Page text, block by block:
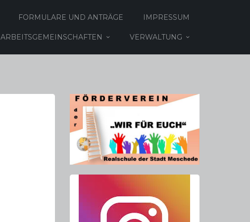
FORMULARE UND ANTRÄGE IMPRESSUM
ARBEITSGEMEINSCHAFTEN VERWALTUNG